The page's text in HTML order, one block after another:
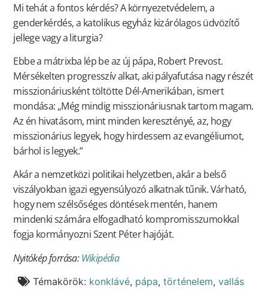
Mi tehát a fontos kérdés? A környezetvédelem, a
genderkérdés, a katolikus egyház kizárólagos üdvözítő
jellege vagy a liturgia?
Ebbe a mátrixba lép be az új pápa, Robert Prevost.
Mérsékelten progresszív alkat, aki pályafutása nagy részét
misszionáriusként töltötte Dél-Amerikában, ismert
mondása: „Még mindig misszionáriusnak tartom magam.
Az én hivatásom, mint minden keresztényé, az, hogy
misszionárius legyek, hogy hirdessem az evangéliumot,
bárhol is legyek.”
Akár a nemzetközi politikai helyzetben, akár a belső
viszályokban igazi egyensúlyozó alkatnak tűnik. Várható,
hogy nem szélsőséges döntések mentén, hanem
mindenki számára elfogadható kompromisszumokkal
fogja kormányozni Szent Péter hajóját.
Nyitókép forrása:Wikipédia
Témakörök: konklávé, pápa, történelem, vallás